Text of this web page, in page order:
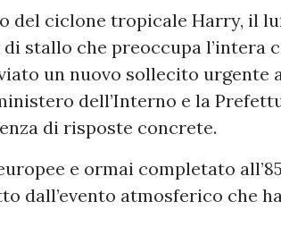
del ciclone tropicale Harry, il
stallo che preoccupa l’intera
un nuovo sollecito urgente
dell’Interno e la
di risposte concrete.
e ormai completato
dall’evento atmosferico che